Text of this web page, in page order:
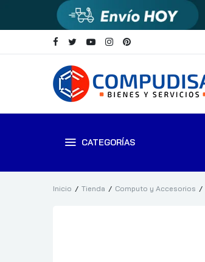
CATEGORÍAS
Inicio Tienda Computo y Accesorios